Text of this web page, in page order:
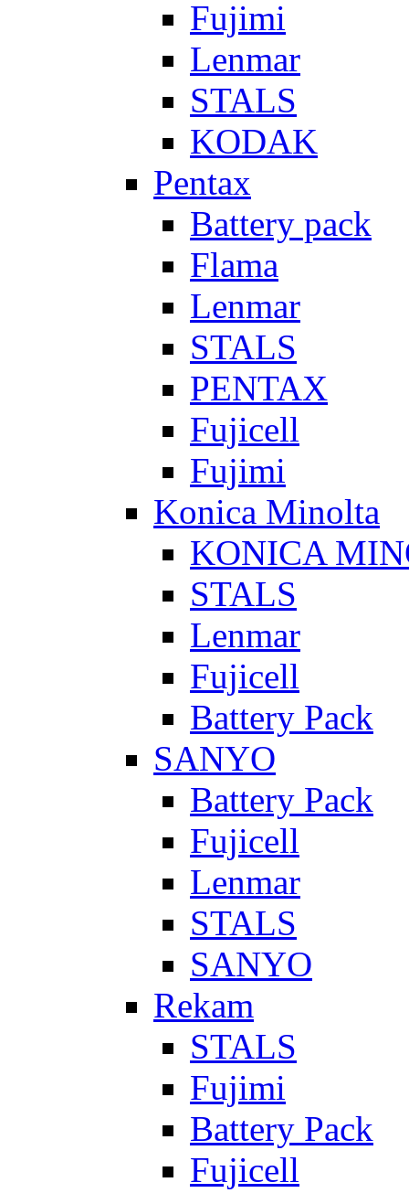
Fujimi
Lenmar
STALS
KODAK
Pentax
Battery pack
Flama
Lenmar
STALS
PENTAX
Fujicell
Fujimi
Konica Minolta
KONICA
STALS
Lenmar
Fujicell
Battery Pack
SANYO
Battery Pack
Fujicell
Lenmar
STALS
SANYO
Rekam
STALS
Fujimi
Battery Pack
Fujicell